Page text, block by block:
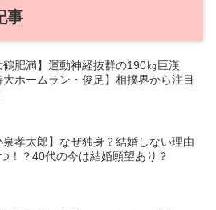
鶴肥満】運動神経抜群の190㎏巨漢
大ホームラン・俊足】相撲界から注目
泉孝太郎】なぜ独身？結婚しない理由
！？40代の今は結婚願望あり？